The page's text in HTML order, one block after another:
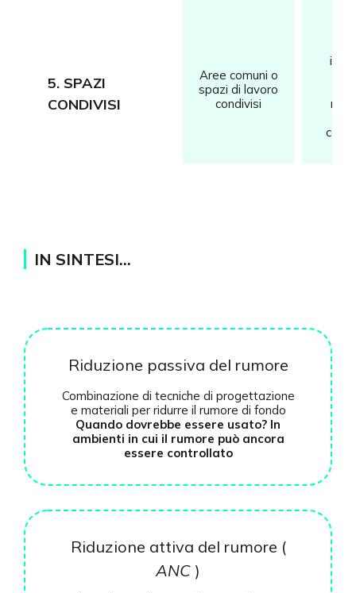
5. SPAZI
CONDIVISI
Aree comuni o
spazi di lavoro
condivisi
IN SINTESI…
Riduzione passiva del rumore
Combinazione di tecniche di progettazione
e materiali per ridurre il rumore di fondo
Quando dovrebbe essere usato? In
ambienti in cui il rumore può ancora
essere controllato
Riduzione attiva del rumore (
ANC )